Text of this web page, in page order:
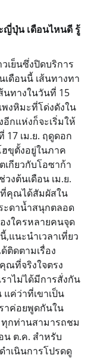
ญี่ปุ่น เดือนไหนดี รู้
เย็นซึ่งปิดบริการ
เดือนนี้ เส้นทางทา
นทางในวันที่ 15
พงหิมะที่โด่งดังใน
กแห่งก็จะเริ่มให้
17 เม.ย. ฤดูดอก
ขุตั้งอยู่ในภาค
กียวกับโอซาก้า
งต้นเดือน เม.ย.
คุณได้สัมผัสใน
ะดาน้ำสนุกตลอด
งใครหลายคนจุด
แนะนำเวลาเที่ยว
ติดตามเรื่อง
ณที่จริงใจตรง
าไม่ได้มีการสั่งกัน
ค่ว่าที่เขาเป็น
าค่อยพูดกันใน
ทุกท่านสามารถชม
น ต.ค. สำหรับ
ำเนินการโปรดดู